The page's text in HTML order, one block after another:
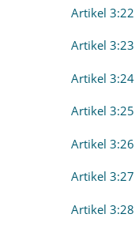
Artikel 3:22
Artikel 3:23
Artikel 3:24
Artikel 3:25
Artikel 3:26
Artikel 3:27
Artikel 3:28